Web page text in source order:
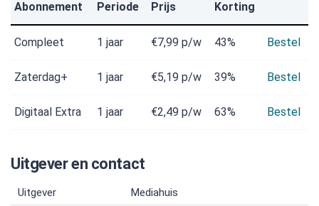
Abonnement Periode Prijs Korting
Compleet 1 jaar €7,99 p/w 43% Bestel
Zaterdag+ 1 jaar €5,19 p/w 39% Bestel
Digitaal Extra 1 jaar €2,49 p/w 63% Bestel
Uitgever en contact
Uitgever
Mediahuis